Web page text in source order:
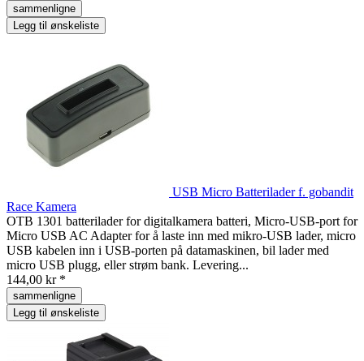
sammenligne
Legg til ønskeliste
USB Micro Batterilader f. gobandit
Race Kamera
OTB 1301 batterilader for digitalkamera batteri, Micro-USB-port for
Micro USB AC Adapter for å laste inn med mikro-USB lader, micro
USB kabelen inn i USB-porten på datamaskinen, bil lader med
micro USB plugg, eller strøm bank. Levering...
144,00 kr *
sammenligne
Legg til ønskeliste